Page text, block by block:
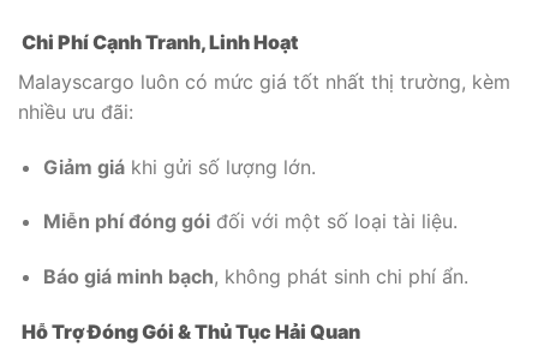
Chi Phí Cạnh Tranh, Linh Hoạt
Malayscargo luôn có mức giá tốt nhất thị trường, kèm
nhiều ưu đãi:
Giảm giákhi gửi số lượng lớn.
Miễn phí đóng góiđối với một số loại tài liệu.
Báo giá minh bạch, không phát sinh chi phí ẩn.
Hỗ Trợ Đóng Gói & Thủ Tục Hải Quan